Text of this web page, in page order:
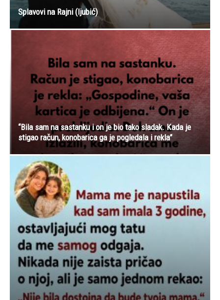
Splavovi na Rajni (ljubić)
“Bila sam na sastanku i on je bio tako sladak. Kada je
stigao račun, konobarica ga je pogledala i rekla”